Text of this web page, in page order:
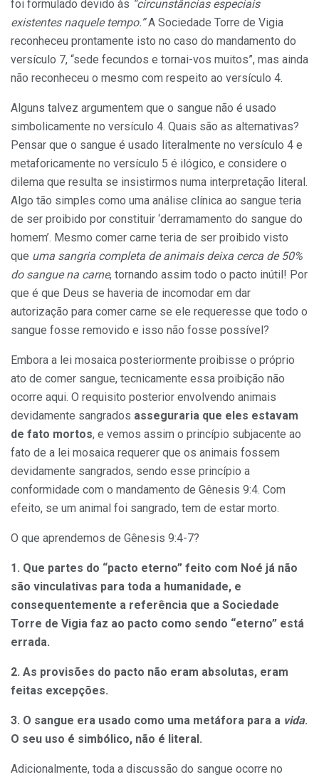
foi formulado devido às “circunstâncias especiais
existentes naquele tempo.”A Sociedade Torre de Vigia
reconheceu prontamente isto no caso do mandamento do
versículo 7, “sede fecundos e tornai-vos muitos”, mas ainda
não reconheceu o mesmo com respeito ao versículo 4.
Alguns talvez argumentem que o sangue não é usado
simbolicamente no versículo 4. Quais são as alternativas?
Pensar que o sangue é usado literalmente no versículo 4 e
metaforicamente no versículo 5 é ilógico, e considere o
dilema que resulta se insistirmos numa interpretação literal.
Algo tão simples como uma análise clínica ao sangue teria
de ser proibido por constituir ‘derramamento do sangue do
homem’. Mesmo comer carne teria de ser proibido visto
que uma sangria completa de animais deixa cerca de 50%
do sangue na carne, tornando assim todo o pacto inútil! Por
que é que Deus se haveria de incomodar em dar
autorização para comer carne se ele requeresse que todo o
sangue fosse removido e isso não fosse possível?
Embora a lei mosaica posteriormente proibisse o próprio
ato de comer sangue, tecnicamente essa proibição não
ocorre aqui. O requisito posterior envolvendo animais
devidamente sangrados asseguraria que eles estavam
de fato mortos, e vemos assim o princípio subjacente ao
fato de a lei mosaica requerer que os animais fossem
devidamente sangrados, sendo esse princípio a
conformidade com o mandamento de Gênesis 9:4. Com
efeito, se um animal foi sangrado, tem de estar morto.
O que aprendemos de Gênesis 9:4-7?
1. Que partes do “pacto eterno” feito com Noé já não
são vinculativas para toda a humanidade, e
consequentemente a referência que a Sociedade
Torre de Vigia faz ao pacto como sendo “eterno” está
errada.
2. As provisões do pacto não eram absolutas, eram
feitas excepções.
3. O sangue era usado como uma metáfora para a vida.
O seu uso é simbólico, não é literal.
Adicionalmente, toda a discussão do sangue ocorre no